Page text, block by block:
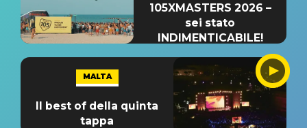
105XMASTERS 2026 –
sei stato
INDIMENTICABILE!
MALTA
Il best of della quinta
tappa